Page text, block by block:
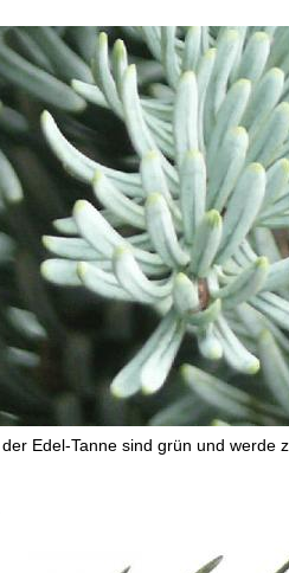
Edel-Tanne sind grün und